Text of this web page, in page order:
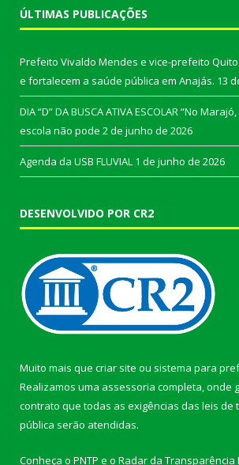
ÚLTIMAS PUBLICAÇÕES
Prefeito Vivaldo Mendes e vice-prefeito Quito
e fortalecem a saúde pública em Anajás. 13
DIA “D” DA BUSCA ATIVA ESCOLAR “No
escola não pode 2 de junho de 2026
Agenda da USB FLUVIAL 1 de junho de 2026
DESENVOLVIDO POR CR2
Muito mais que criar site ou sistema para
Realizamos uma assessoria completa, onde
contrato que todas as exigências das leis de
pública serão atendidas.
Conheça o PNTP e o Radar da Transparência